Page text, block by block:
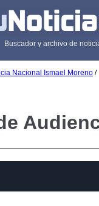
Buscador y archivo de
Nacional Ismael Moreno /